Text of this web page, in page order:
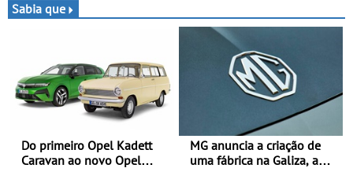
elétrica da Nissan - São
600 kW (816 cv) e acelera
dos 0 aos 100 km/h em 1,8
segundos
Sabia que
Do primeiro Opel Kadett
Caravan ao novo Opel
MG anuncia a criação de
uma fábrica na Galiza, a